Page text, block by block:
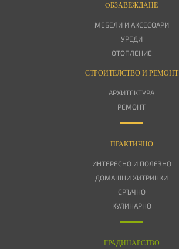
OБЗАВЕЖДАНЕ
МЕБЕЛИ И АКСЕСОАРИ
УРЕДИ
ОТОПЛЕНИЕ
СТРОИТЕЛСТВО И РЕМОНТ
АРХИТЕКТУРА
РЕМОНТ
ПРАКТИЧНО
ИНТЕРЕСНО И ПОЛЕЗНО
ДОМАШНИ ХИТРИНКИ
СРЪЧНО
КУЛИНАРНО
ГРАДИНАРСТВО